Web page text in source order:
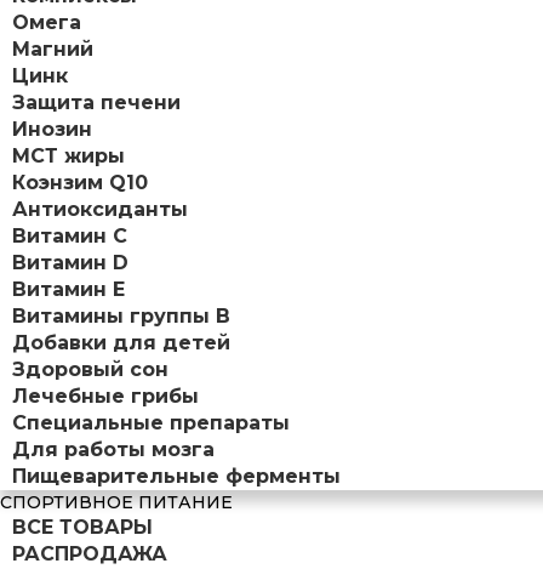
Омега
Магний
Цинк
Защита печени
Инозин
МСТ жиры
Коэнзим Q10
Антиоксиданты
Витамин С
Витамин D
Витамин Е
Витамины группы B
Добавки для детей
Здоровый сон
Лечебные грибы
Специальные препараты
Для работы мозга
Пищеварительные ферменты
СПОРТИВНОЕ ПИТАНИЕ
ВСЕ ТОВАРЫ
РАСПРОДАЖА